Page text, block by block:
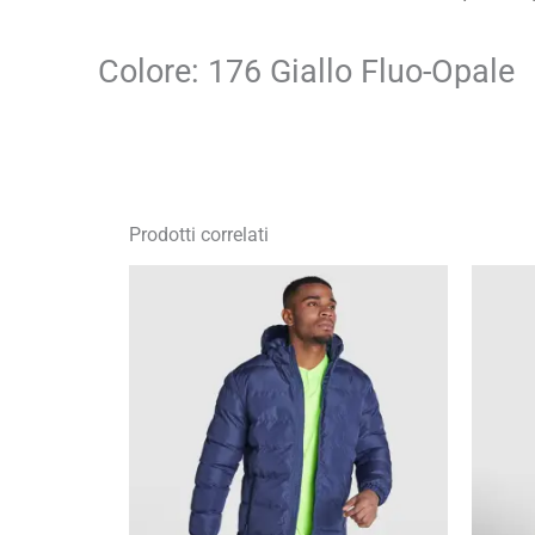
Colore: 176 Giallo Fluo-Opale
Prodotti correlati
Fascia
prezzo:
da
33,66 €
48,09 €